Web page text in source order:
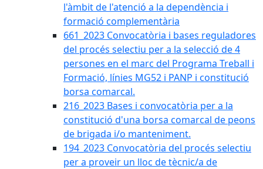
l'àmbit de l'atenció a la dependència i
formació complementària
661_2023 Convocatòria i bases reguladores
del procés selectiu per a la selecció de 4
persones en el marc del Programa Treball i
Formació, línies MG52 i PANP i constitució
borsa comarcal.
216_2023 Bases i convocatòria per a la
constitució d'una borsa comarcal de peons
de brigada i/o manteniment.
194_2023 Convocatòria del procés selectiu
per a proveir un lloc de tècnic/a de